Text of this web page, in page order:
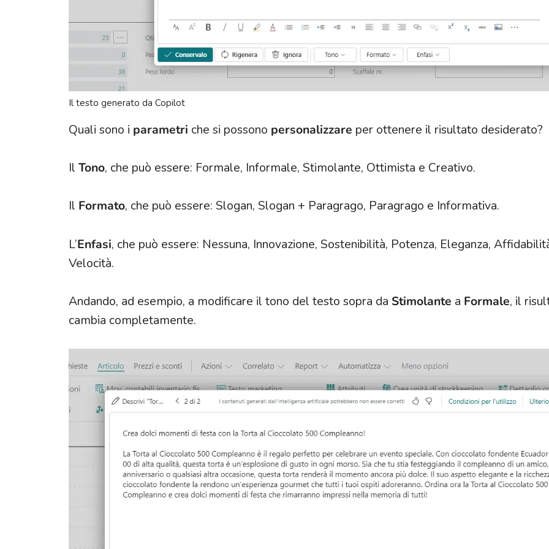
Il testo generato da Copilot
Quali sono i parametri che si possono personalizzare per ottenere il risultato desiderato?
Il Tono, che può essere: Formale, Informale, Stimolante, Ottimista e Creativo.
Il Formato, che può essere: Slogan, Slogan + Paragrago, Paragrago e Informativa.
L’Enfasi, che può essere: Nessuna, Innovazione, Sostenibilità, Potenza, Eleganza,
Velocità.
Andando, ad esempio, a modificare il tono del testo sopra da Stimolante a Formale, il
cambia completamente.